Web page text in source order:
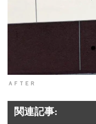
ＡＦＴＥＲ
関連記事: